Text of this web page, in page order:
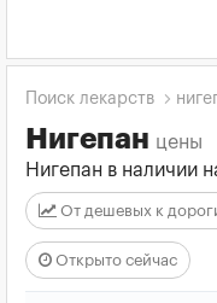
Поиск лекарств
Нигепан цены
Нигепан в наличии
От дешевых к
Открыто сейчас